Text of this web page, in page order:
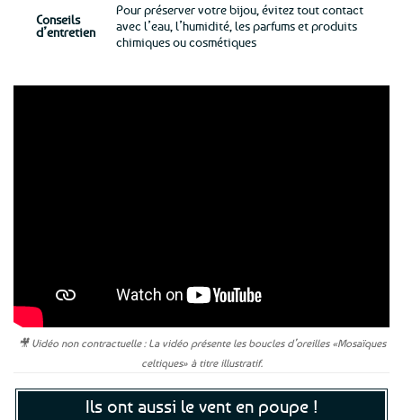
Conseils
d’entretien
Pour préserver votre bijou, évitez tout contact
avec l’eau, l’humidité, les parfums et produits
chimiques ou cosmétiques
🎥 Vidéo non contractuelle : La vidéo présente les boucles d’oreilles «Mosaïques
celtiques» à titre illustratif.
Ils ont aussi le vent en poupe !